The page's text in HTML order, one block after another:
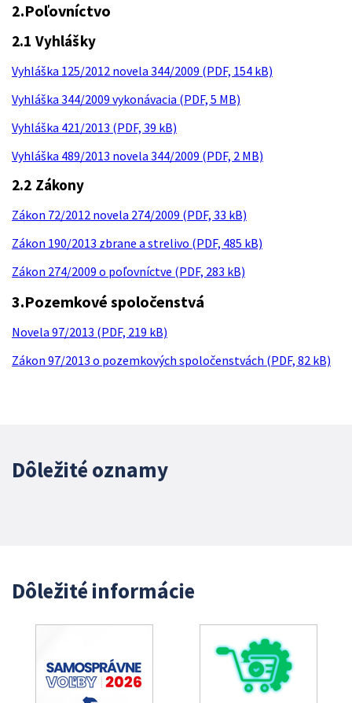
2.Poľovníctvo
2.1 Vyhlášky
Vyhláška 125/2012 novela 344/2009 (PDF, 154 kB)
Vyhláška 344/2009 vykonávacia (PDF, 5 MB)
Vyhláška 421/2013 (PDF, 39 kB)
Vyhláška 489/2013 novela 344/2009 (PDF, 2 MB)
2.2 Zákony
Zákon 72/2012 novela 274/2009 (PDF, 33 kB)
Zákon 190/2013 zbrane a strelivo (PDF, 485 kB)
Zákon 274/2009 o poľovníctve (PDF, 283 kB)
3.Pozemkové spoločenstvá
Novela 97/2013 (PDF, 219 kB)
Zákon 97/2013 o pozemkových spoločenstvách (PDF, 82 kB)
Dôležité oznamy
Dôležité informácie